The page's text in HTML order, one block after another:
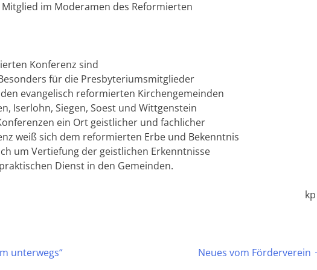
im Moderamen des Reformierten
Konferenz sind
für die Presbyteriumsmitglieder
evangelisch reformierten Kirchengemeinden
Iserlohn, Siegen, Soest und Wittgenstein
ein Ort geistlicher und fachlicher
weiß sich dem reformierten Erbe und Bekenntnis
um Vertiefung der geistlichen Erkenntnisse
Dienst in den Gemeinden.
kp
unterwegs“ Neues vom Förderverein